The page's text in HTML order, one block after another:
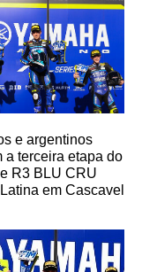
e argentinos
a terceira etapa do
R3 BLU CRU
em Cascavel